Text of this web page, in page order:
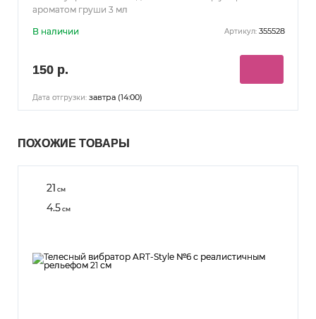
ароматом груши 3 мл
В наличии Артикул: 355528
150 р.
Дата отгрузки: завтра (14:00)
ПОХОЖИЕ ТОВАРЫ
21 см
4.5см